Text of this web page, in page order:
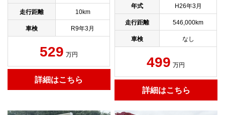
走行距離 10km
車検 R9年3月
529 万円
詳細はこちら
年式 H26年3月
走行距離 546,000km
車検 なし
499 万円
詳細はこちら